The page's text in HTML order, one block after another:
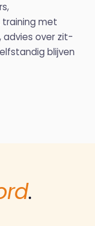
training met
over zit-
blijven
.